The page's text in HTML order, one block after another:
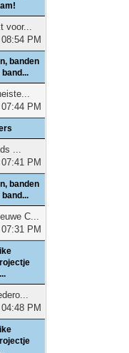
voor...
PM
banden
PM
...
PM
banden
C...
PM
PM